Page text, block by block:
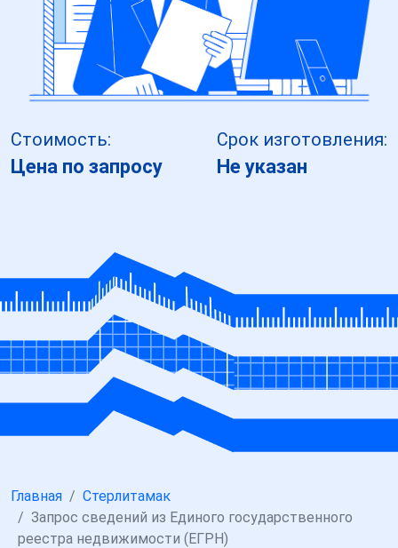
Стоимость:
Цена по запросу
Срок изготовления:
Не указан
Главная
Стерлитамак
Запрос сведений из Единого государственного
реестра недвижимости (ЕГРН)